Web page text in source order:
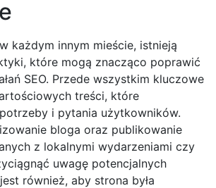
każdym innym mieście, istnieją
które mogą znacząco poprawić
SEO. Przede wszystkim kluczowe
treści, które
i pytania użytkowników.
bloga oraz publikowanie
z lokalnymi wydarzeniami czy
uwagę potencjalnych
również, aby strona była